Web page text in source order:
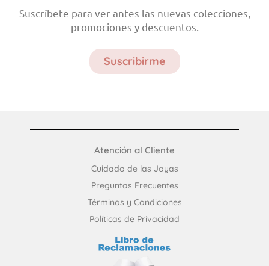
Suscríbete para ver antes las nuevas colecciones,
promociones y descuentos.
Suscribirme
Atención al Cliente
Cuidado de las Joyas
Preguntas Frecuentes​
Términos y Condiciones
Políticas de Privacidad